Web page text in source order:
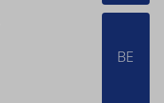
BE